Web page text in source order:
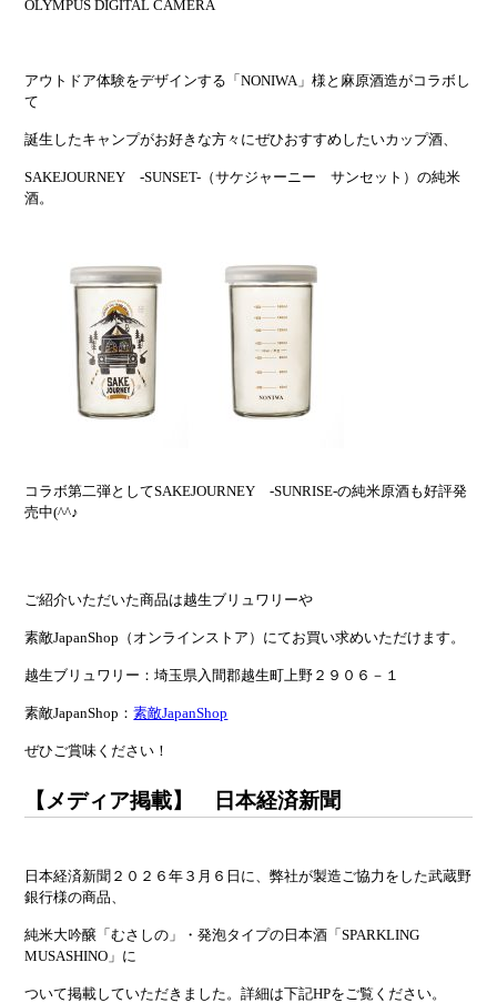
OLYMPUS DIGITAL CAMERA
アウトドア体験をデザインする「NONIWA」様と麻原酒造がコラボし
て
誕生したキャンプがお好きな方々にぜひおすすめしたいカップ酒、
SAKEJOURNEY -SUNSET-（サケジャーニー サンセット）の純米
酒。
コラボ第二弾としてSAKEJOURNEY -SUNRISE-の純米原酒も好評発
売中(^^♪
ご紹介いただいた商品は越生ブリュワリーや
素敵JapanShop（オンラインストア）にてお買い求めいただけます。
越生ブリュワリー：埼玉県入間郡越生町上野２９０６－１
素敵JapanShop：素敵JapanShop
ぜひご賞味ください！
【メディア掲載】 日本経済新聞
日本経済新聞２０２６年３月６日に、弊社が製造ご協力をした武蔵野
銀行様の商品、
純米大吟醸「むさしの」・発泡タイプの日本酒「SPARKLING
MUSASHINO」に
ついて掲載していただきました。詳細は下記HPをご覧ください。